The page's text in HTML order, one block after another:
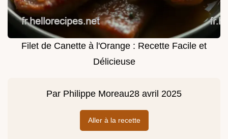
Filet de Canette à l'Orange : Recette Facile et
Délicieuse
Par Philippe Moreau28 avril 2025
Aller à la recette